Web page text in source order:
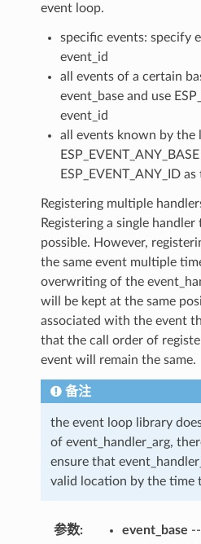
event loop.
specific events: specify
event_id
all events of a certain
event_base and use
event_id
all events known by the
ESP_EVENT_ANY_ID
Registering multiple
Registering a single
possible. However,
the same event multiple
overwriting of the
will be kept at the same
associated with the event
that the call order of
event will remain the same.
备注
the event loop library
of event_handler_arg,
ensure that
valid location by the time
参数: event_base --